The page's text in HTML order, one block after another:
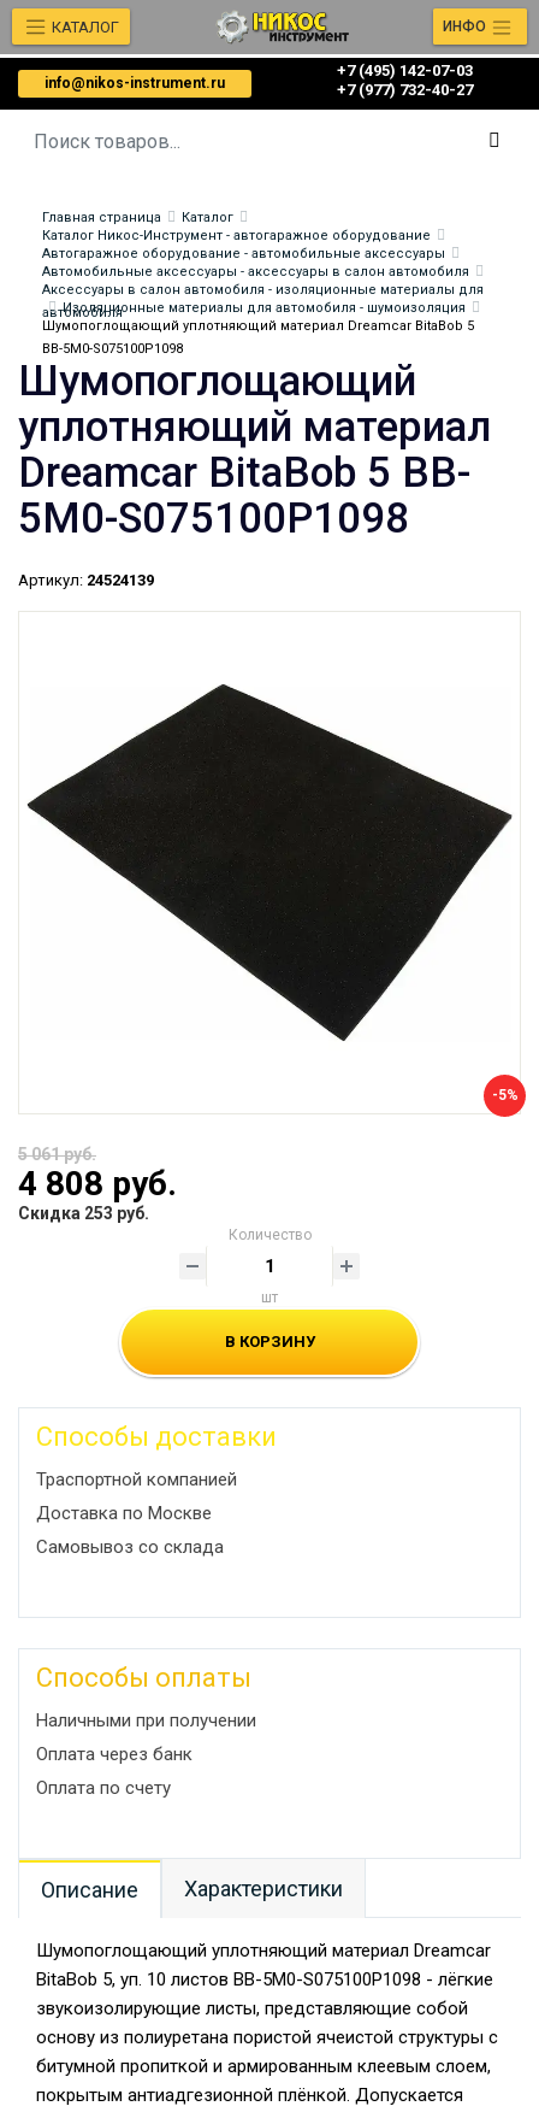
info@nikos-instrument.ru
+7 (495) 142-07-03
‎‎+7 (977) 732-40-27
КАТАЛОГ ИНФО
Главная страница
Каталог
Каталог Никос-Инструмент - автогаражное оборудование
Автогаражное оборудование - автомобильные аксессуары
Автомобильные аксессуары - аксессуары в салон автомобиля
Аксессуары в салон автомобиля - изоляционные материалы для
автомобиля
Изоляционные материалы для автомобиля - шумоизоляция
Шумопоглощающий уплотняющий материал Dreamcar BitaBob 5
BB-5M0-S075100P1098
Шумопоглощающий
уплотняющий материал
Dreamcar BitaBob 5 BB-
5M0-S075100P1098
Артикул: 24524139
-5%
5 061 руб.
4 808 руб.
Скидка 253 руб.
Количество
шт
В КОРЗИНУ
Способы доставки
Траспортной компанией
Доставка по Москве
Самовывоз со склада
Способы оплаты
Наличными при получении
Оплата через банк
Оплата по счету
Описание Характеристики
Шумопоглощающий уплотняющий материал Dreamcar
BitaBob 5, уп. 10 листов BB-5M0-S075100P1098 - лёгкие
звукоизолирующие листы, представляющие собой
основу из полиуретана пористой ячеистой структуры с
битумной пропиткой и армированным клеевым слоем,
покрытым антиадгезионной плёнкой. Допускается